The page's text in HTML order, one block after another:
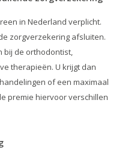
in Nederland verplicht.
zorgverzekering afsluiten.
bij de orthodontist,
therapieën. U krijgt dan
of een maximaal
premie hiervoor verschillen